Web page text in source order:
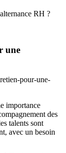
RH ?
une
importance
des
talents sont
avec un besoin